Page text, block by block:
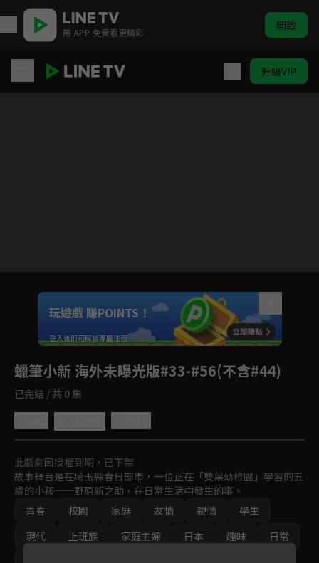
用 APP 免費看更精彩 開啟
升級VIP
Unmute
如有不便請見諒
玩遊戲 賺POINTS！
登入後即可解鎖專屬任務
蠟筆小新 海外未曝光版#33-#56(不含#44)
已完結 / 共 0 集
此戲劇因授權到期，已下架
故事舞台是在埼玉縣春日部市，一位正在「雙葉幼稚園」學習的五
歲的小孩──野原新之助，在日常生活中發生的事。
青春
校園 家庭 友情 親情
學生
現代
上班族 家庭主婦 日本 趣味
日常